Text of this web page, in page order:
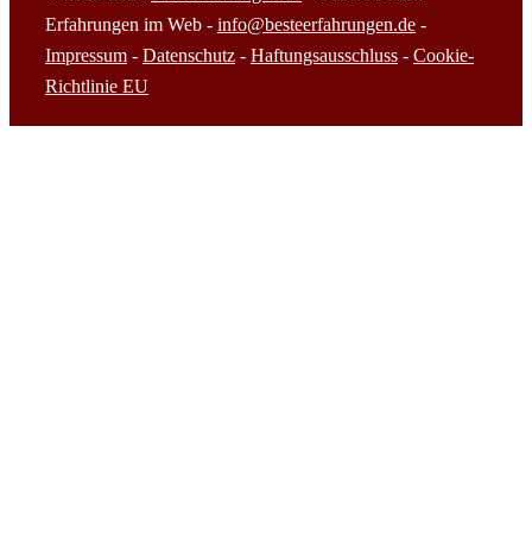
Erfahrungen im Web - info@besteerfahrungen.de -
Impressum - Datenschutz - Haftungsausschluss - Cookie-
Richtlinie EU